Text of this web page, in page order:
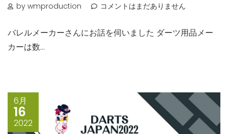
by wmproduction コメントはまだありません
バレルメーカーさんにお話を伺いました ダーツ用品メー
カーは数...
6月
16
2022